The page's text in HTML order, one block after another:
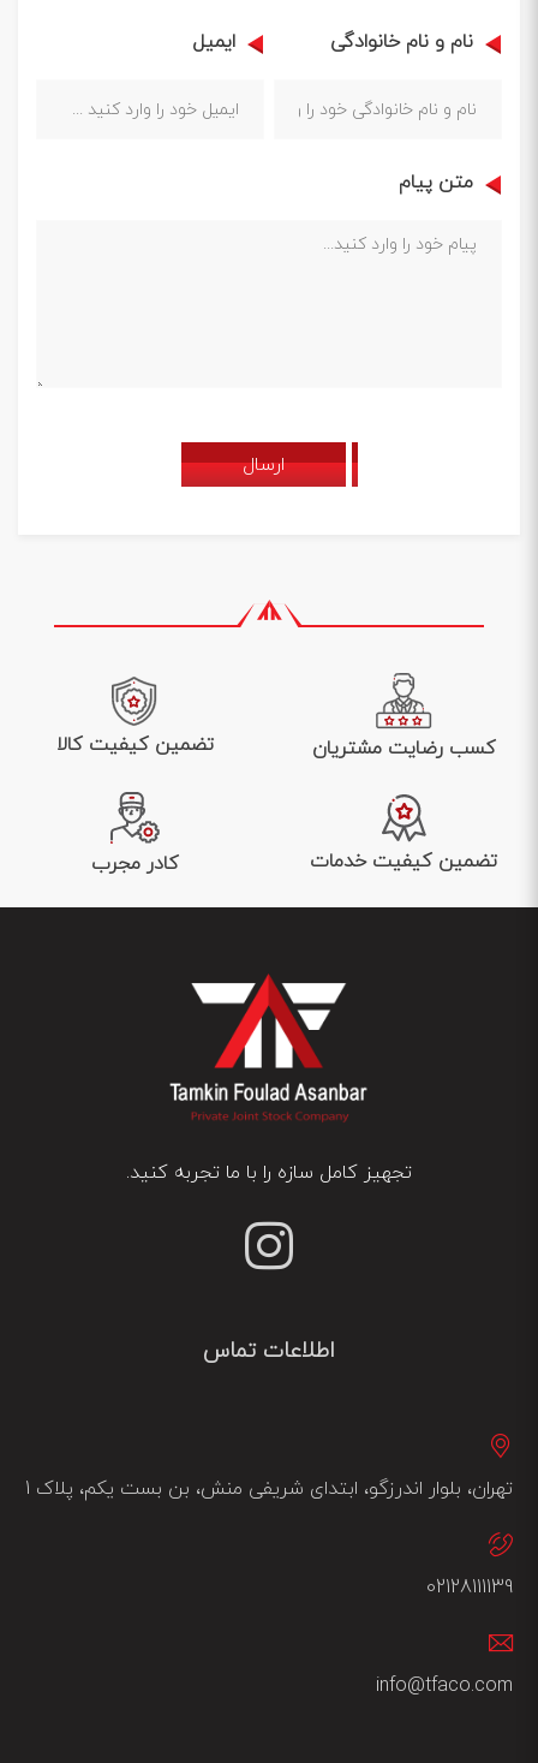
نام و نام خانوادگی ایمیل
متن پیام
ارسال
کسب رضایت مشتریان تضمین کیفیت کالا
تضمین کیفیت خدمات کادر مجرب
اطلاعات تماس
تهران، بلوار اندرزگو، ابتدای شریفی منش، بن بست یکم، پلاک 1
02128111139
info@tfaco.com
تجهیز کامل سازه را با ما تجربه کنید.